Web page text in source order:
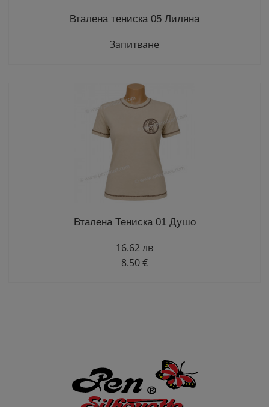
Вталена тениска 05 Лиляна
Запитване
Вталена Тениска 01 Душо
16.62 лв
8.50 €